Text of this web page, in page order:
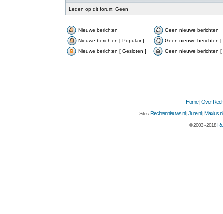
Leden op dit forum: Geen
Nieuwe berichten
Geen nieuwe berichten
Nieuwe berichten [ Populair ]
Geen nieuwe berichten [
Nieuwe berichten [ Gesloten ]
Geen nieuwe berichten [
Home|Over
Sites:Rechtennieuws.nl |Jure.nl |Maxius.nl
© 2003 - 2018